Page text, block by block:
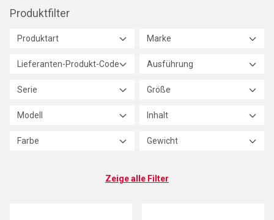
Produktfilter
Produktart Marke
Lieferanten-Produkt-Code Ausführung
Serie Größe
Modell Inhalt
Farbe Gewicht
Zeige alle Filter